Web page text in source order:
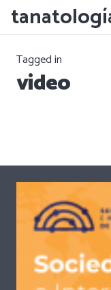
Tagged in
video
ACTIVIDADES SEIT
Talleres
muerte desde